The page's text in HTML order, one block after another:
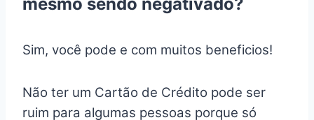
Sim, você pode e com muitos beneficios!
Não ter um Cartão de Crédito pode ser
ruim para algumas pessoas porque só